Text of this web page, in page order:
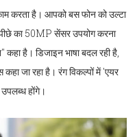
करता है। आपको बस फोन को उल्टा
का 50MP सेंसर उपयोग करना
है। डिजाइन भाषा बदल रही है,
जा रहा है। रंग विकल्पों में 'एयर
होंगे।